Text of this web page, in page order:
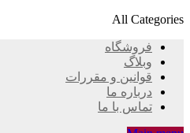
All Categories
فروشگاه
وبلاگ
قوانین و مقررات
درباره ما
تماس با ما